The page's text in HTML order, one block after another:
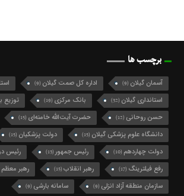
برچسب ها
آسمان گیلان (9) اداره کل صمت گیلان (9)
استانداری گیلان (32) بانک مرکزی (19) توزیع
حسن روحانی (12) حضرت آیت‌الله خامنه‌ای (15)
دانشگاه علوم پزشکی گیلان (15) دولت پزشکیان (15)
دولت چهاردهم (10) رئیس جمهور(13) رئیس
رفع فیلترینگ (17) رهبر انقلاب(15) رهبر معظم
سازمان منطقه آزاد انزلی (9) سامانه بارشی (9)